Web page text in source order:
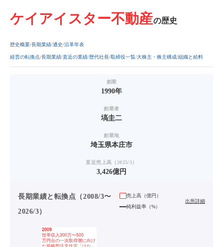
ケイアイスター不動産の歴史
歴史概要 長期業績 通史 沿革年表
経営の転換点 長期業績 直近の業績 歴代社長 取締役一覧 大株主・株主構成 組織と給料
創業
1990年
創業者
塙圭二
創業地
埼玉県本庄市
直近売上高（2025/3）
3,426億円
長期業績と転換点（2008/3〜
2026/3）
売上高（億円）
純利益率（%）
出所詳細